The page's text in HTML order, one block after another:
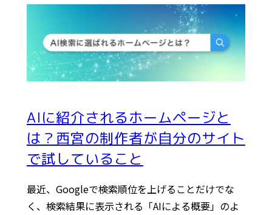
AIに紹介されるホームページと
は？西宮の制作者が自分のサイト
で試していること
最近、Googleで検索順位を上げることだけでな
く、検索結果に表示される「AIによる概要」のよ